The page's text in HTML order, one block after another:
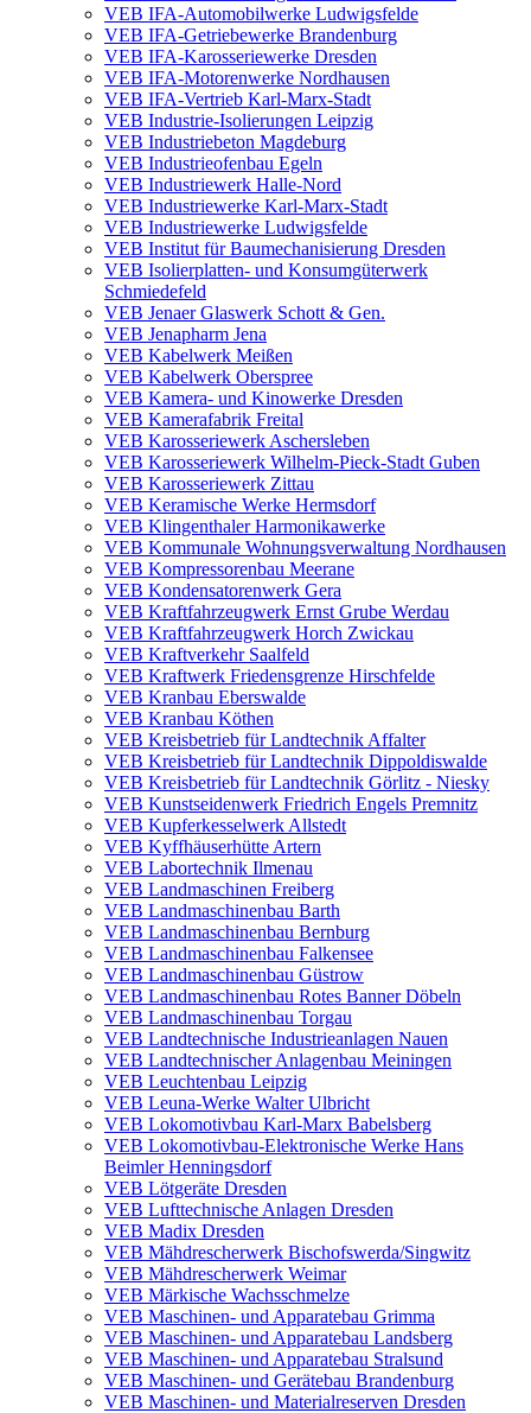
VEB IFA-Automobilwerke Ludwigsfelde
VEB IFA-Getriebewerke Brandenburg
VEB IFA-Karosseriewerke Dresden
VEB IFA-Motorenwerke Nordhausen
VEB IFA-Vertrieb Karl-Marx-Stadt
VEB Industrie-Isolierungen Leipzig
VEB Industriebeton Magdeburg
VEB Industrieofenbau Egeln
VEB Industriewerk Halle-Nord
VEB Industriewerke Karl-Marx-Stadt
VEB Industriewerke Ludwigsfelde
VEB Institut für Baumechanisierung Dresden
VEB Isolierplatten- und Konsumgüterwerk
Schmiedefeld
VEB Jenaer Glaswerk Schott & Gen.
VEB Jenapharm Jena
VEB Kabelwerk Meißen
VEB Kabelwerk Oberspree
VEB Kamera- und Kinowerke Dresden
VEB Kamerafabrik Freital
VEB Karosseriewerk Aschersleben
VEB Karosseriewerk Wilhelm-Pieck-Stadt Guben
VEB Karosseriewerk Zittau
VEB Keramische Werke Hermsdorf
VEB Klingenthaler Harmonikawerke
VEB Kommunale Wohnungsverwaltung Nordhausen
VEB Kompressorenbau Meerane
VEB Kondensatorenwerk Gera
VEB Kraftfahrzeugwerk Ernst Grube Werdau
VEB Kraftfahrzeugwerk Horch Zwickau
VEB Kraftverkehr Saalfeld
VEB Kraftwerk Friedensgrenze Hirschfelde
VEB Kranbau Eberswalde
VEB Kranbau Köthen
VEB Kreisbetrieb für Landtechnik Affalter
VEB Kreisbetrieb für Landtechnik Dippoldiswalde
VEB Kreisbetrieb für Landtechnik Görlitz - Niesky
VEB Kunstseidenwerk Friedrich Engels Premnitz
VEB Kupferkesselwerk Allstedt
VEB Kyffhäuserhütte Artern
VEB Labortechnik Ilmenau
VEB Landmaschinen Freiberg
VEB Landmaschinenbau Barth
VEB Landmaschinenbau Bernburg
VEB Landmaschinenbau Falkensee
VEB Landmaschinenbau Güstrow
VEB Landmaschinenbau Rotes Banner Döbeln
VEB Landmaschinenbau Torgau
VEB Landtechnische Industrieanlagen Nauen
VEB Landtechnischer Anlagenbau Meiningen
VEB Leuchtenbau Leipzig
VEB Leuna-Werke Walter Ulbricht
VEB Lokomotivbau Karl-Marx Babelsberg
VEB Lokomotivbau-Elektronische Werke Hans
Beimler Henningsdorf
VEB Lötgeräte Dresden
VEB Lufttechnische Anlagen Dresden
VEB Madix Dresden
VEB Mähdrescherwerk Bischofswerda/Singwitz
VEB Mähdrescherwerk Weimar
VEB Märkische Wachsschmelze
VEB Maschinen- und Apparatebau Grimma
VEB Maschinen- und Apparatebau Landsberg
VEB Maschinen- und Apparatebau Stralsund
VEB Maschinen- und Gerätebau Brandenburg
VEB Maschinen- und Materialreserven Dresden